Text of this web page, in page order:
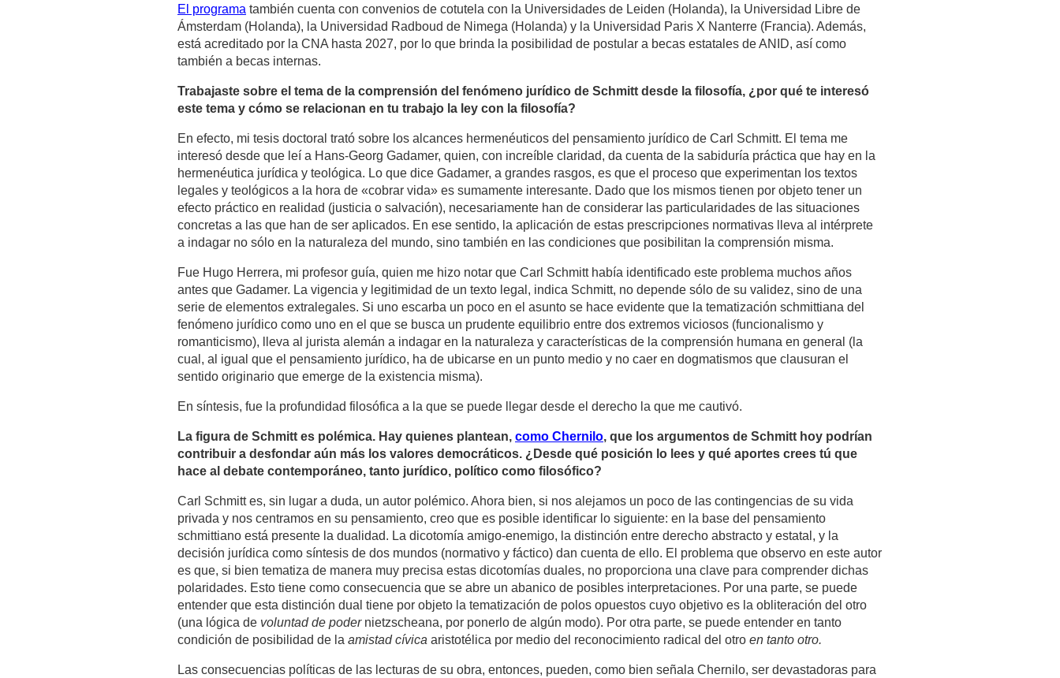
El programa también cuenta con convenios de cotutela con la Universidades de Leiden (Holanda), la Universidad Libre de
Ámsterdam (Holanda), la Universidad Radboud de Nimega (Holanda) y la Universidad Paris X Nanterre (Francia). Además,
está acreditado por la CNA hasta 2027, por lo que brinda la posibilidad de postular a becas estatales de ANID, así como
también a becas internas.
Trabajaste sobre el tema de la comprensión del fenómeno jurídico de Schmitt desde la filosofía, ¿por qué te interesó
este tema y cómo se relacionan en tu trabajo la ley con la filosofía?
En efecto, mi tesis doctoral trató sobre los alcances hermenéuticos del pensamiento jurídico de Carl Schmitt. El tema me
interesó desde que leí a Hans-Georg Gadamer, quien, con increíble claridad, da cuenta de la sabiduría práctica que hay en la
hermenéutica jurídica y teológica. Lo que dice Gadamer, a grandes rasgos, es que el proceso que experimentan los textos
legales y teológicos a la hora de «cobrar vida» es sumamente interesante. Dado que los mismos tienen por objeto tener un
efecto práctico en realidad (justicia o salvación), necesariamente han de considerar las particularidades de las situaciones
concretas a las que han de ser aplicados. En ese sentido, la aplicación de estas prescripciones normativas lleva al intérprete
a indagar no sólo en la naturaleza del mundo, sino también en las condiciones que posibilitan la comprensión misma.
Fue Hugo Herrera, mi profesor guía, quien me hizo notar que Carl Schmitt había identificado este problema muchos años
antes que Gadamer. La vigencia y legitimidad de un texto legal, indica Schmitt, no depende sólo de su validez, sino de una
serie de elementos extralegales. Si uno escarba un poco en el asunto se hace evidente que la tematización schmittiana del
fenómeno jurídico como uno en el que se busca un prudente equilibrio entre dos extremos viciosos (funcionalismo y
romanticismo), lleva al jurista alemán a indagar en la naturaleza y características de la comprensión humana en general (la
cual, al igual que el pensamiento jurídico, ha de ubicarse en un punto medio y no caer en dogmatismos que clausuran el
sentido originario que emerge de la existencia misma).
En síntesis, fue la profundidad filosófica a la que se puede llegar desde el derecho la que me cautivó.
La figura de Schmitt es polémica. Hay quienes plantean, como Chernilo, que los argumentos de Schmitt hoy podrían
contribuir a desfondar aún más los valores democráticos. ¿Desde qué posición lo lees y qué aportes crees tú que
hace al debate contemporáneo, tanto jurídico, político como filosófico?
Carl Schmitt es, sin lugar a duda, un autor polémico. Ahora bien, si nos alejamos un poco de las contingencias de su vida
privada y nos centramos en su pensamiento, creo que es posible identificar lo siguiente: en la base del pensamiento
schmittiano está presente la dualidad. La dicotomía amigo-enemigo, la distinción entre derecho abstracto y estatal, y la
decisión jurídica como síntesis de dos mundos (normativo y fáctico) dan cuenta de ello. El problema que observo en este autor
es que, si bien tematiza de manera muy precisa estas dicotomías duales, no proporciona una clave para comprender dichas
polaridades. Esto tiene como consecuencia que se abre un abanico de posibles interpretaciones. Por una parte, se puede
entender que esta distinción dual tiene por objeto la tematización de polos opuestos cuyo objetivo es la obliteración del otro
(una lógica de voluntad de podernietzscheana, por ponerlo de algún modo). Por otra parte, se puede entender en tanto
condición de posibilidad de la amistad cívica aristotélica por medio del reconocimiento radical del otro en tanto otro.
Las consecuencias políticas de las lecturas de su obra, entonces, pueden, como bien señala Chernilo, ser devastadoras para